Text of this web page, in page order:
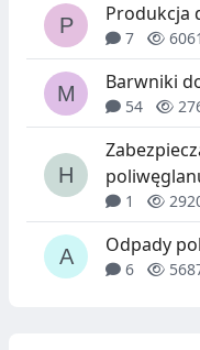
Produkcja
7
Barwniki
54
1
Odpady
6